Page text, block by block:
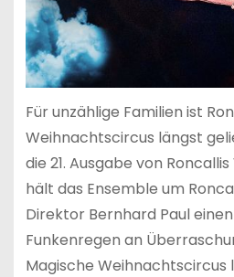
Für unzählige Familien ist
Weihnachtscircus längst
die 21. Ausgabe von
hält das Ensemble um
Direktor Bernhard Paul
Funkenregen an
Magische Weihnachtscircus